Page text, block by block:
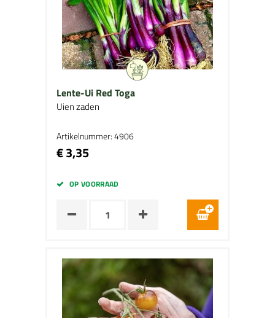
Lente-Ui Red Toga
Uien zaden
Artikelnummer: 4906
€ 3,35
OP VOORRAAD